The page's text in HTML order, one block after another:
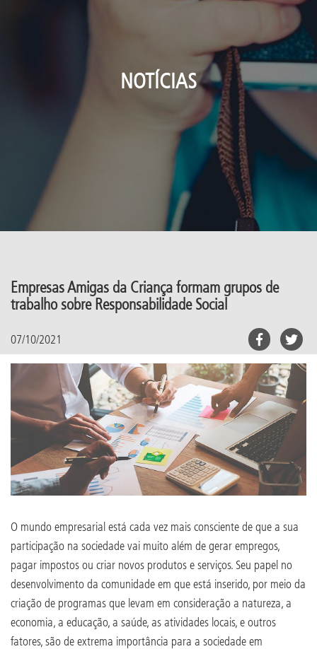
NOTÍCIAS
Empresas Amigas da Criança formam grupos de
trabalho sobre Responsabilidade Social
07/10/2021
O mundo empresarial está cada vez mais consciente de que a sua
participação na sociedade vai muito além de gerar empregos,
pagar impostos ou criar novos produtos e serviços. Seu papel no
desenvolvimento da comunidade em que está inserido, por meio da
criação de programas que levam em consideração a natureza, a
economia, a educação, a saúde, as atividades locais, e outros
fatores, são de extrema importância para a sociedade em